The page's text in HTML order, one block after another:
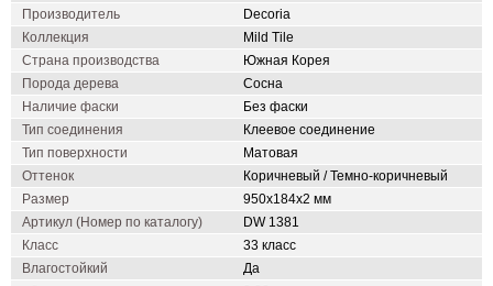
Производитель
Decoria
Коллекция
Mild Tile
Страна производства
Южная Корея
Порода дерева
Сосна
Наличие фаски
Без фаски
Тип соединения
Клеевое соединение
Тип поверхности
Матовая
Оттенок
Коричневый / Темно-коричневый
Размер
950x184x2 мм
Артикул (Номер по каталогу)
DW 1381
Класс
33 класс
Влагостойкий
Да